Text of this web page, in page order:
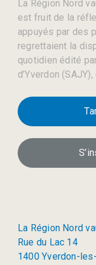
La Région Nord
est fruit de la
appuyés par des
regrettaient la
quotidien édité
d’Yverdon
La Région Nord
Rue du Lac 14
1400 Yverdon-